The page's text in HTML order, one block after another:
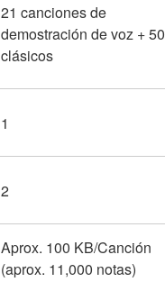
21 canciones de
demostración de voz + 50
clásicos
1
2
Aprox. 100 KB/Canción
(aprox. 11,000 notas)